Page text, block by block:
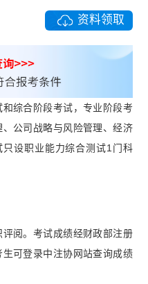
资料领取
综合阶段考试，专业阶段考
公司战略与风险管理、经济
设职业能力综合测试1门科
评阅。考试成绩经财政部注册
可登录中注协网站查询成绩